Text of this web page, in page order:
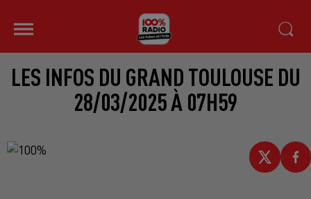
LES INFOS DU GRAND TOULOUSE DU
28/03/2025 À 07H59